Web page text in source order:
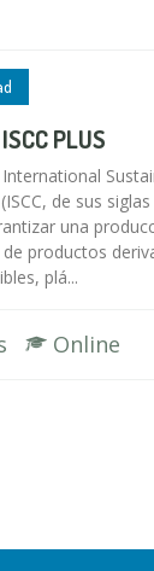
PLUS
de sus
una
productos
plá...
Online